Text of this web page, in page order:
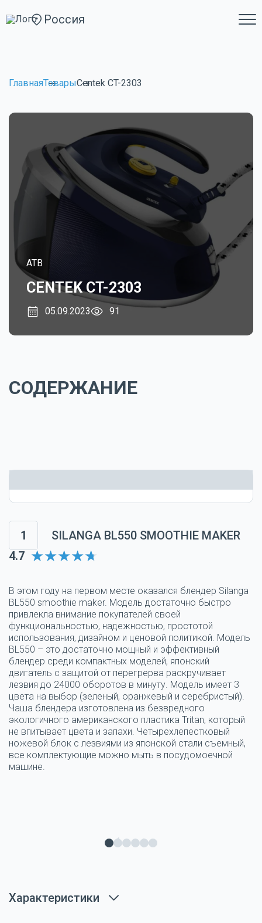
Россия
ГлавнаяТоварыCentek CT-2303
ATB
CENTEK CT-2303
05.09.2023 91
СОДЕРЖАНИЕ
1
SILANGA BL550 SMOOTHIE MAKER
4.7
В этом году на первом месте оказался блендер Silanga
BL550 smoothie maker. Модель достаточно быстро
привлекла внимание покупателей своей
функциональностью, надежностью, простотой
использования, дизайном и ценовой политикой. Модель
BL550 – это достаточно мощный и эффективный
блендер среди компактных моделей, японский
двигатель с защитой от перегрерва раскручивает
лезвия до 24000 оборотов в минуту. Модель имеет 3
цвета на выбор (зеленый, оранжевый и серебристый).
Чаша блендера изготовлена из безвредного
экологичного американского пластика Tritan, который
не впитывает цвета и запахи. Четырехлепестковый
ножевой блок с лезвиями из японской стали съемный,
все комплектующие можно мыть в посудомоечной
машине.
Характеристики